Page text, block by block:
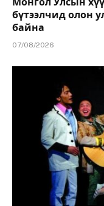
бүтээлчид олон
байна
07/08/2026